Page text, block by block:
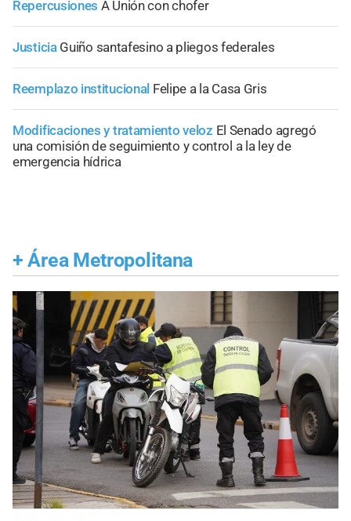
Repercusiones A Unión con chofer
Justicia Guiño santafesino a pliegos federales
Reemplazo institucional Felipe a la Casa Gris
Modificaciones y tratamiento veloz El Senado agregó
una comisión de seguimiento y control a la ley de
emergencia hídrica
+ Área Metropolitana